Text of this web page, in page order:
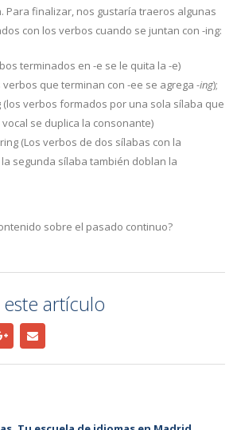
Para finalizar, nos gustaría traeros algunas
con los verbos cuando se juntan con -ing:
terminados en -e se le quita la -e)
verbos que terminan con -ee se agrega -ing);
verbos formados por una sola sílaba que
se duplica la consonante)
(Los verbos de dos sílabas con la
segunda sílaba también doblan la
sobre el pasado continuo?
artículo